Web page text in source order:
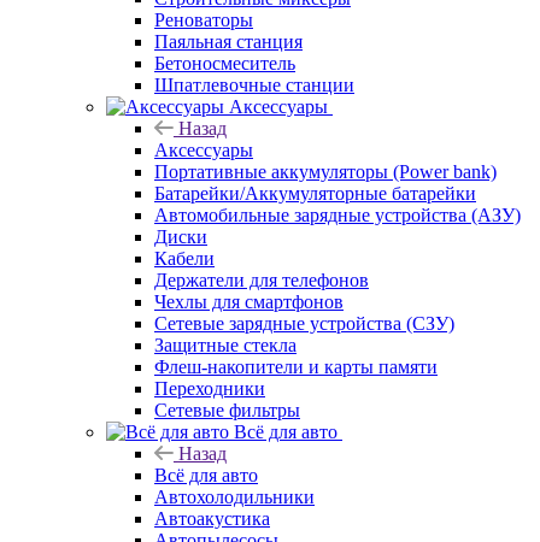
Реноваторы
Паяльная станция
Бетоносмеситель
Шпатлевочные станции
Аксессуары
Назад
Аксессуары
Портативные аккумуляторы (Power bank)
Батарейки/Аккумуляторные батарейки
Автомобильные зарядные устройства (АЗУ)
Диски
Кабели
Держатели для телефонов
Чехлы для смартфонов
Сетевые зарядные устройства (СЗУ)
Защитные стекла
Флеш-накопители и карты памяти
Переходники
Сетевые фильтры
Всё для авто
Назад
Всё для авто
Автохолодильники
Автоакустика